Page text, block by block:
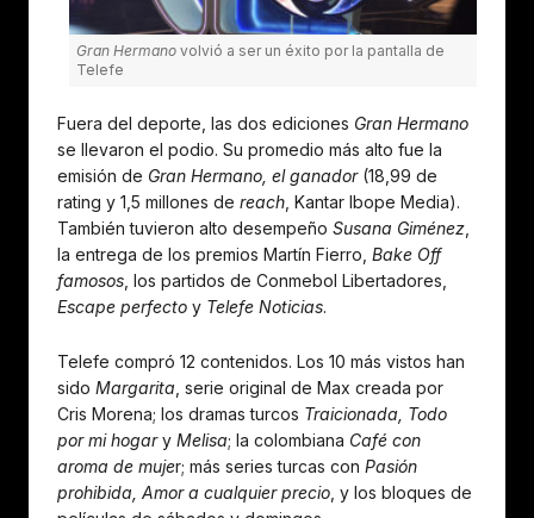
Gran Hermano volvió a ser un éxito por la pantalla de
Telefe
Fuera del deporte, las dos ediciones Gran Hermano
se llevaron el podio. Su promedio más alto fue la
emisión de Gran Hermano, el ganador(18,99 de
rating y 1,5 millones de reach , Kantar Ibope Media).
También tuvieron alto desempeño Susana Giménez
la entrega de los premios Martín Fierro, Bake Off
famosos , los partidos de Conmebol Libertadores,
Escape perfecto y Telefe Noticias.
Telefe compró 12 contenidos. Los 10 más vistos han
sido Margarita , serie original de Max creada por
Cris Morena; los dramas turcos Traicionada, Todo
por mi hogary Melisa; la colombiana Café con
aroma de mujer; más series turcas con Pasión
prohibida, Amor a cualquier precio , y los bloques de